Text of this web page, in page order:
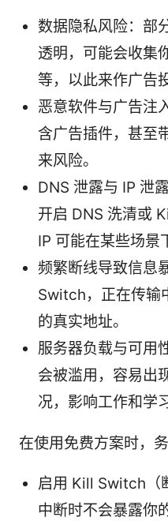
数据隐私风险：部
透明，可能会收集
等，以此来作广告
恶意软件与广告注
含广告插件，甚至
来风险。
DNS 泄露与 IP 泄
开启 DNS 洗清或
IP 可能在某些场景
频繁断线导致信息
Switch，正在传输
的真实地址。
服务器负载与可用
会被滥用，容易出
况，影响工作和学习
在使用免费方案时，
启用 Kill Switch（
中断时不会暴露你